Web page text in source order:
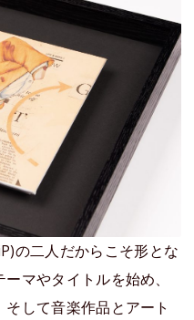
の二人だからこそ形とな
マやタイトルを始め、
して音楽作品とアート